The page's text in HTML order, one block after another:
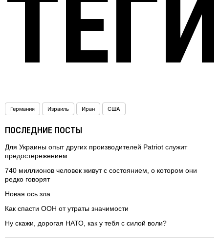
Германия Израиль Иран США
ПОСЛЕДНИЕ ПОСТЫ
Для Украины опыт других производителей Patriot служит
предостережением
740 миллионов человек живут с состоянием, о котором они
редко говорят
Новая ось зла
Как спасти ООН от утраты значимости
Ну скажи, дорогая НАТО, как у тебя с силой воли?